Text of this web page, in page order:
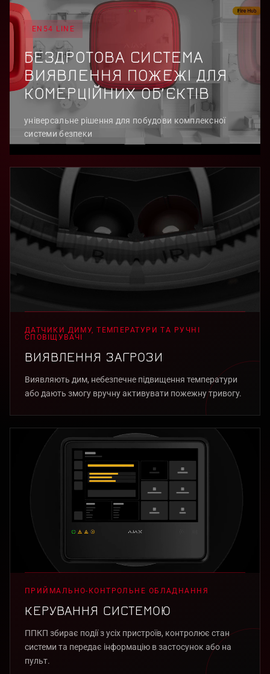
EN54 LINE
БЕЗДРОТОВА СИСТЕМА
ВИЯВЛЕННЯ ПОЖЕЖІ ДЛЯ
КОМЕРЦІЙНИХ ОБʼЄКТІВ
універсальне рішення для побудови комплексної
системи безпеки
ДАТЧИКИ ДИМУ, ТЕМПЕРАТУРИ ТА РУЧНІ
СПОВІЩУВАЧІ
ВИЯВЛЕННЯ ЗАГРОЗИ
Виявляють дим, небезпечне підвищення температури
або дають змогу вручну активувати пожежну тривогу.
ПРИЙМАЛЬНО-КОНТРОЛЬНЕ ОБЛАДНАННЯ
КЕРУВАННЯ СИСТЕМОЮ
ППКП збирає події з усіх пристроїв, контролює стан
системи та передає інформацію в застосунок або на
пульт.